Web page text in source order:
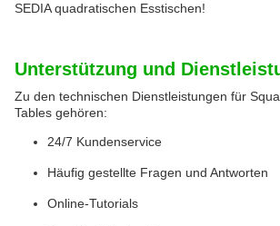
SEDIA quadratischen Esstischen!
Unterstützung und
Zu den technischen Dienstleistungen für
Tables gehören:
24/7 Kundenservice
Häufig gestellte Fragen und Antworten
Online-Tutorials